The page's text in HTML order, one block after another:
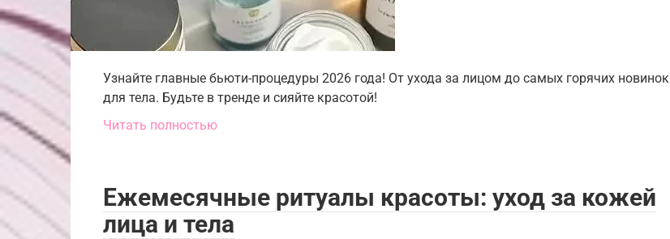
Узнайте главные бьюти-процедуры 2026 года! От ухода за лицом до самых горячих новинок
для тела. Будьте в тренде и сияйте красотой!
Читать полностью
Ежемесячные ритуалы красоты: уход за кожей
лица и тела